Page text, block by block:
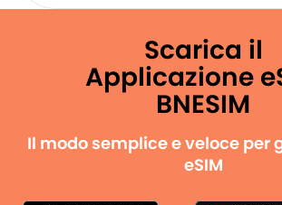
Scarica il
Applicazione
BNESIM
Il modo semplice e veloce per
eSIM